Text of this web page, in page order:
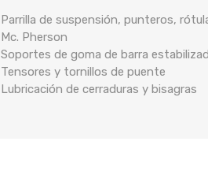
Parrilla de suspensión, punteros,
Mc. Pherson
Soportes de goma de barra
Tensores y tornillos de puente
Lubricación de cerraduras y bisagras